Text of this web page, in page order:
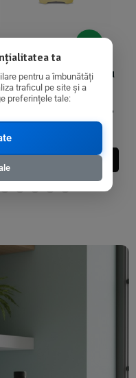
lichid pentru
colorate cu menta
lamaie, ecologic, 5L,
141,54
lei
Adauga In Cos
ta
pentru a îmbunătăți
traficul pe site și a
preferințele tale: